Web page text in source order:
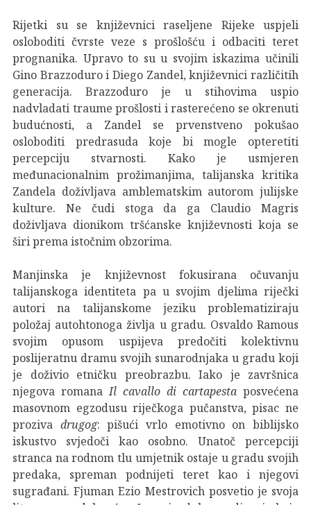
Rijetki su se književnici raseljene Rijeke uspjeli
osloboditi čvrste veze s prošlošću i odbaciti teret
prognanika. Upravo to su u svojim iskazima učinili
Gino Brazzoduro i Diego Zandel, književnici različitih
generacija. Brazzoduro je u stihovima uspio
nadvladati traume prošlosti i rasterećeno se okrenuti
budućnosti, a Zandel se prvenstveno pokušao
osloboditi predrasuda koje bi mogle opteretiti
percepciju stvarnosti. Kako je usmjeren
međunacionalnim prožimanjima, talijanska kritika
Zandela doživljava amblematskim autorom julijske
kulture. Ne čudi stoga da ga Claudio Magris
doživljava dionikom tršćanske književnosti koja se
širi prema istočnim obzorima.
Manjinska je književnost fokusirana očuvanju
talijanskoga identiteta pa u svojim djelima riječki
autori na talijanskome jeziku problematiziraju
položaj autohtonoga življa u gradu. Osvaldo Ramous
svojim opusom uspijeva predočiti kolektivnu
poslijeratnu dramu svojih sunarodnjaka u gradu koji
je doživio etničku preobrazbu. Iako je završnica
njegova romana Il cavallo di cartapesta posvećena
masovnom egzodusu riječkoga pučanstva, pisac ne
proziva drugog: pišući vrlo emotivno on biblijsko
iskustvo svjedoči kao osobno. Unatoč percepciji
stranca na rodnom tlu umjetnik ostaje u gradu svojih
predaka, spreman podnijeti teret kao i njegovi
sugrađani. Fjuman Ezio Mestrovich posvetio je svoja